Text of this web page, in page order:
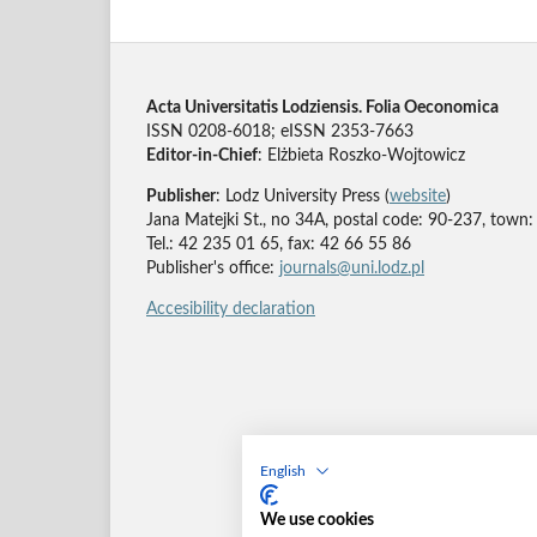
English
We use cookies
Acta Universitatis Lodziensis. Folia Oeconomica
ISSN 0208-6018; eISSN 2353-7663
Editor-in-Chief: Elżbieta Roszko-Wojtowicz
Publisher: Lodz University Press (website)
Jana Matejki St., no 34A, postal code: 90-237, town:
Tel.: 42 235 01 65, fax: 42 66 55 86
Publisher's office: journals@uni.lodz.pl
Accesibility declaration